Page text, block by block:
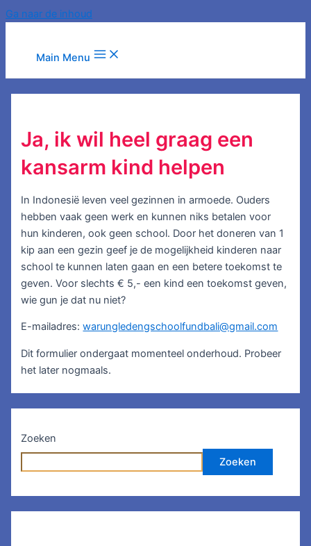
Ga naar de inhoud
Main Menu
Ja, ik wil heel graag een
kansarm kind helpen
In Indonesië leven veel gezinnen in armoede. Ouders
hebben vaak geen werk en kunnen niks betalen voor
hun kinderen, ook geen school. Door het doneren van 1
kip aan een gezin geef je de mogelijkheid kinderen naar
school te kunnen laten gaan en een betere toekomst te
geven. Voor slechts € 5,- een kind een toekomst geven,
wie gun je dat nu niet?
E-mailadres:warungledengschoolfundbali@gmail.com
Dit formulier ondergaat momenteel onderhoud. Probeer
het later nogmaals.
Zoeken
Zoeken